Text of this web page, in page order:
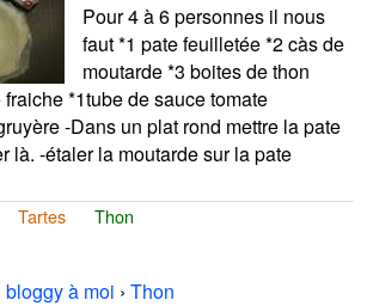
Pour 4 à 6 personnes il nous
faut *1 pate feuilletée *2 càs de
moutarde *3 boites de thon
*1tube de sauce tomate
-Dans un plat rond mettre la pate
là. -étaler la moutarde sur la pate
Tartes Thon
bloggy à moi › Thon